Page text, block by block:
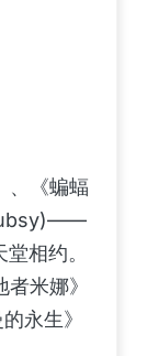
、《蝙蝠
相约。
米娜》
永生》